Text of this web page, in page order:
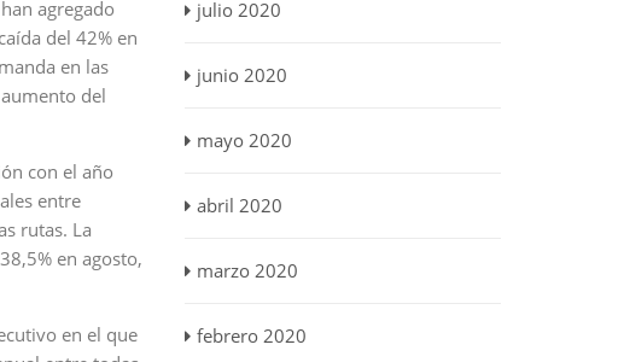
agregado
del 42% en
en las
del
con el año
entre
rutas. La
en agosto,
en el que
julio 2020
junio 2020
mayo 2020
abril 2020
marzo 2020
febrero 2020